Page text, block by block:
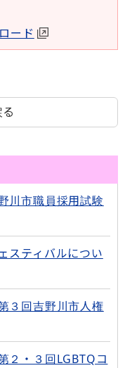
ード
川市職員採用試験
スティバルについ
３回吉野川市人権
２・３回LGBTQコ